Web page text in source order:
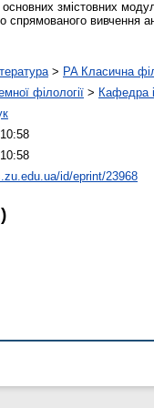
змістовних
спрямованого вивчення
> PA Класична
філології > Кафедра
id/eprint/23968